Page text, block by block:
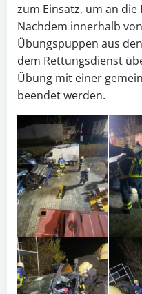
zum Einsatz, um an
Nachdem innerhalb
Übungspuppen aus
dem Rettungsdienst
Übung mit einer
beendet werden.